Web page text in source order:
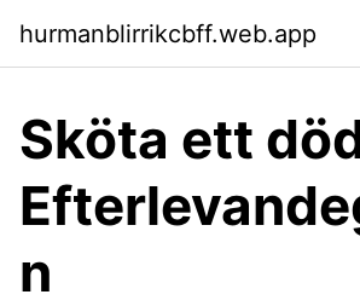
hurmanblirrikcbff.web.app
Sköta ett
n